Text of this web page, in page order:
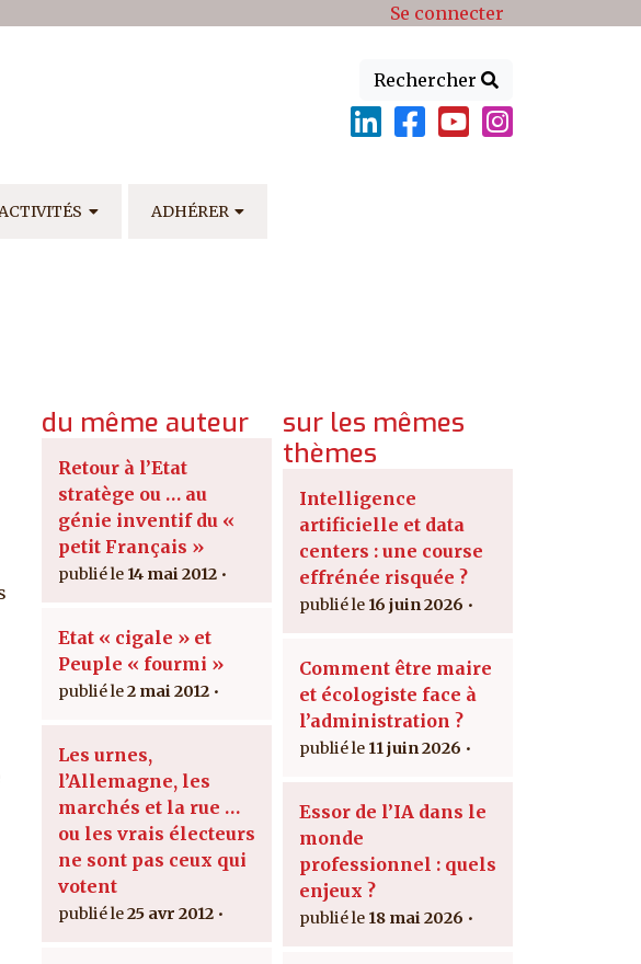
Se connecter
Rechercher
ADHÉRER
du même auteur
Retour à l’Etat
stratège ou … au
génie inventif du «
petit Français »
14 mai 2012
Etat « cigale » et
Peuple « fourmi »
2 mai 2012
Les urnes,
l’Allemagne, les
marchés et la rue …
ou les vrais électeurs
ne sont pas ceux qui
votent
25 avr 2012
sur les mêmes
thèmes
Intelligence
artificielle et data
centers : une course
effrénée risquée ?
16 juin 2026
Comment être maire
et écologiste face à
l’administration ?
11 juin 2026
Essor de l’IA dans le
monde
professionnel : quels
enjeux ?
18 mai 2026